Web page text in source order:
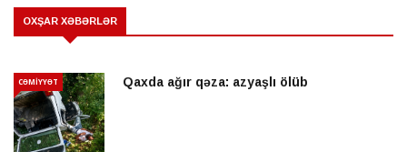
OXŞAR XƏBƏRLƏR
CƏMİYYƏT Qaxda ağır qəza: azyaşlı ölüb